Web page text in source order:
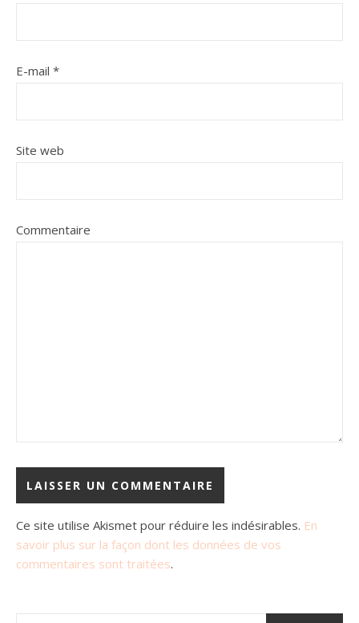
E-mail *
Site web
Commentaire
Ce site utilise Akismet pour réduire les indésirables. En
savoir plus sur la façon dont les données de vos
commentaires sont traitées.